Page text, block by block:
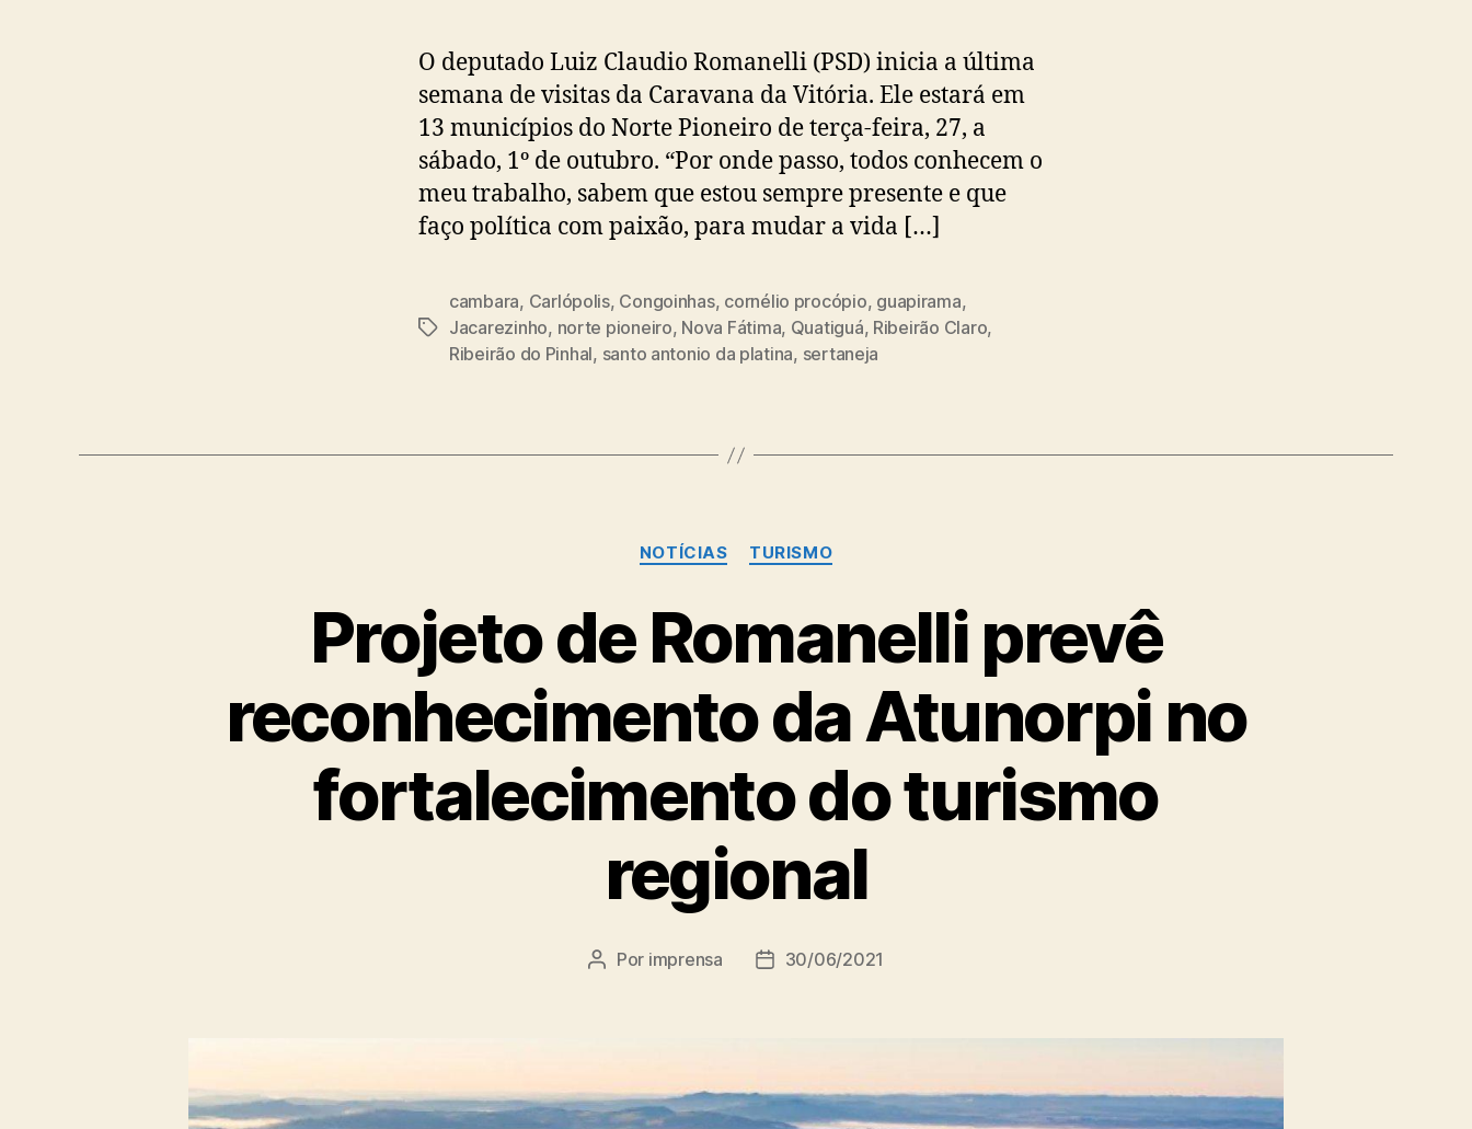
O deputado Luiz Claudio Romanelli (PSD) inicia a última
semana de visitas da Caravana da Vitória. Ele estará em
13 municípios do Norte Pioneiro de terça-feira, 27, a
sábado, 1º de outubro. “Por onde passo, todos conhecem o
meu trabalho, sabem que estou sempre presente e que
faço política com paixão, para mudar a vida […]
Tags
cambara, Carlópolis, Congoinhas, cornélio procópio, guapirama,
Jacarezinho, norte pioneiro, Nova Fátima, Quatiguá, Ribeirão Claro,
Ribeirão do Pinhal, santo antonio da platina, sertaneja
Categorias
NOTÍCIAS TURISMO
Projeto de Romanelli prevê
reconhecimento da Atunorpi no
fortalecimento do turismo
regional
Autor
Por imprensa
Data30/06/2021